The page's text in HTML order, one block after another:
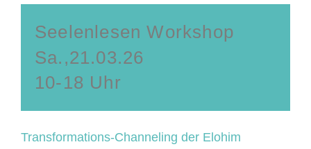
Seelenlesen Workshop
Sa.,21.03.26
10-18 Uhr
Transformations-Channeling der Elohim